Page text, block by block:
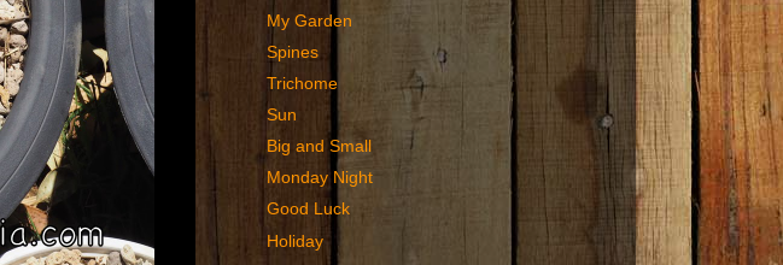
My Garden
Spines
Trichome
Sun
Big and Small
Monday Night
Good Luck
Holiday